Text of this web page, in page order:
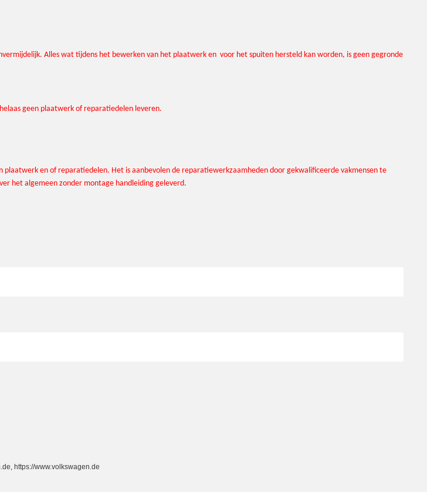
Alles wat tijdens het bewerken van het plaatwerk en voor het spuiten hersteld kan worden, is geen gegronde
geen plaatwerk of reparatiedelen leveren.
en of reparatiedelen. Het is aanbevolen de reparatiewerkzaamheden door gekwalificeerde vakmensen te
het algemeen zonder montage handleiding geleverd.
https://www.volkswagen.de